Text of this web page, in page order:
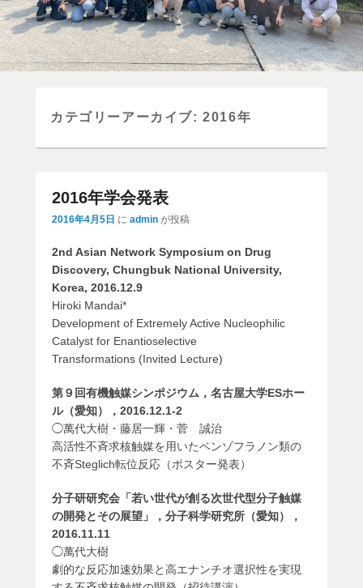
カテゴリーアーカイブ:2016年
2016年学会発表
2016年4月5日 に admin が投稿
2nd Asian Network Symposium on Drug
Discovery, Chungbuk National University,
Korea, 2016.12.9
Hiroki Mandai*
Development of Extremely Active Nucleophilic
Catalyst for Enantioselective
Transformations (Invited Lecture)
第９回有機触媒シンポジウム，名古屋大学ESホー
ル（愛知），2016.12.1-2
◯萬代大樹・藤居一輝・菅 誠治
高活性不斉求核触媒を用いたベンゾフラノン類の
不斉Steglich転位反応（ポスター発表）
分子研研究会「若い世代が創る次世代型分子触媒
の開発とその展望」，分子科学研究所（愛知），
2016.11.11
◯萬代大樹
劇的な反応加速効果と高エナンチオ選択性を実現